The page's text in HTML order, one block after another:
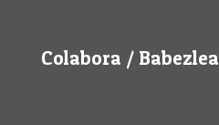
Colabora / Babezlea